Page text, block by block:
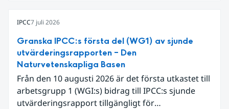
begränsar oss till Västeuropa var det den allra
varmaste juni. Detta betingades till stor del av en
extrem hetta i slutet av månaden. Världshavens
ytvattentemperaturer var den högsta som
uppmätts för en juni månad, vilket ligger i fas med
en framväxande El Niño i Stilla havet.
IPCC7 juli 2026
Granska IPCC:s första del (WG1) av sjunde
utvärderingsrapporten – Den
Naturvetenskapliga Basen
Från den 10 augusti 2026 är det första utkastet till
arbetsgrupp 1 (WGI:s) bidrag till IPCC:s sjunde
utvärderingsrapport tillgängligt för